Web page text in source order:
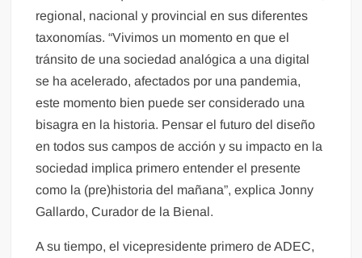
regional, nacional y provincial en sus diferentes
taxonomías. “Vivimos un momento en que el
tránsito de una sociedad analógica a una digital
se ha acelerado, afectados por una pandemia,
este momento bien puede ser considerado una
bisagra en la historia. Pensar el futuro del diseño
en todos sus campos de acción y su impacto en la
sociedad implica primero entender el presente
como la (pre)historia del mañana”, explica Jonny
Gallardo, Curador de la Bienal.
A su tiempo, el vicepresidente primero de ADEC,